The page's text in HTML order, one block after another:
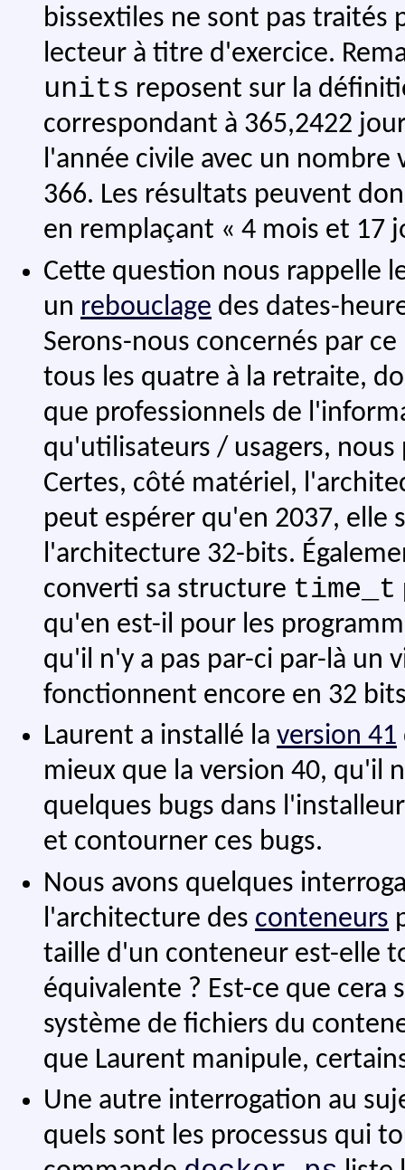
bissextiles ne sont pas traités
lecteur à titre d'exercice.
units reposent sur la
correspondant à 365,2422
l'année civile avec un nombre
366. Les résultats peuvent
en remplaçant « 4 mois et 17
Cette question nous rappelle
un rebouclage des dates-
Serons-nous concernés par
tous les quatre à la retraite,
que professionnels de
qu'utilisateurs / usagers,
Certes, côté matériel,
peut espérer qu'en 2037, elle
l'architecture 32-bits.
converti sa structure time_t
qu'en est-il pour les
qu'il n'y a pas par-ci par-là un
fonctionnent encore en 32
Laurent a installé la version 41
mieux que la version 40, qu'il
quelques bugs dans
et contourner ces bugs.
Nous avons quelques
l'architecture des conteneurs
taille d'un conteneur est-elle
équivalente ? Est-ce que cera
système de fichiers du
que Laurent manipule,
Une autre interrogation au
quels sont les processus qui